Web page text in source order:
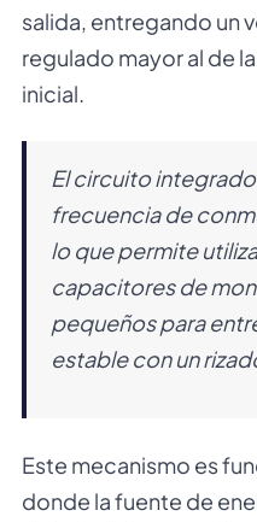
salida, entregando un
regulado mayor al de
inicial.
El circuito
frecuencia de
lo que permite
capacitores de
pequeños para
estable con un
Este mecanismo es
donde la fuente de